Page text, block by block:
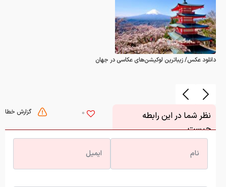
دانلود عکس/ زیباترین لوکیشن‌های عکاسی در جهان
گزارش خطا 0
نظر شما در این رابطه
چیست